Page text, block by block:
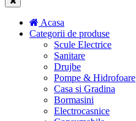
Acasa
Categorii de produse
Scule Electrice
Sanitare
Drujbe
Pompe & Hidrofoare
Casa si Gradina
Bormasini
Electrocasnice